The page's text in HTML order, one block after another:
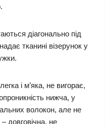
діагонально під
тканині візерунок у
і м’яка, не вигорає,
нижча, у
волокон, але не
довговічна, не